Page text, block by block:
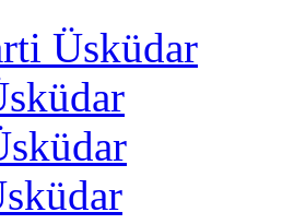
Üsküdar